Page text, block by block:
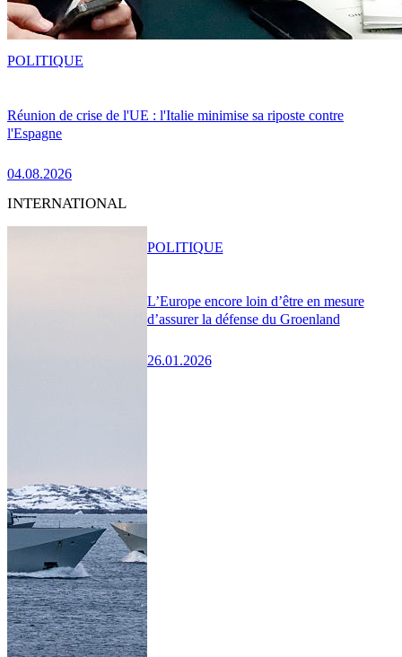
Réunion de crise de l'UE : l'Italie minimise sa riposte contre
l'Espagne
04.08.2026
POLITIQUE
INTERNATIONAL
L’Europe encore loin d’être en mesure
d’assurer la défense du Groenland
26.01.2026
POLITIQUE